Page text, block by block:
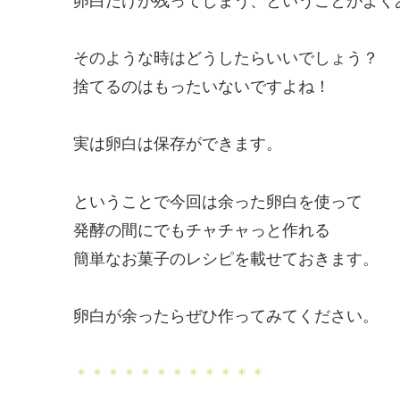
そのような時はどうしたらいいでしょう？
捨てるのはもったいないですよね！
実は卵白は保存ができます。
ということで今回は余った卵白を使って
発酵の間にでもチャチャっと作れる
簡単なお菓子のレシピを載せておきます。
卵白が余ったらぜひ作ってみてください。
＊＊＊＊＊＊＊＊＊＊＊＊